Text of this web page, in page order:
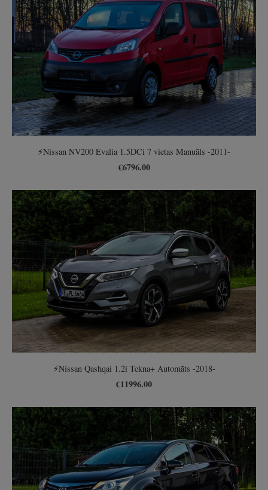
⚡️Nissan NV200 Evalia 1.5DCi 7 vietas Manuāls -2011-
€6796.00
⚡️Nissan Qashqai 1.2i Tekna+ Automāts -2018-
€11996.00